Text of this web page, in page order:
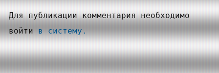
Для публикации комментария необходимо
войтив систему.